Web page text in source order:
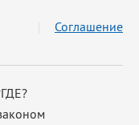
Соглашение